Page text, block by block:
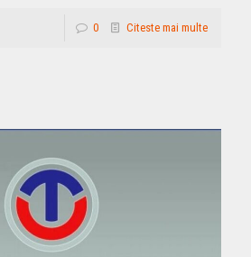
0 Citeste mai multe